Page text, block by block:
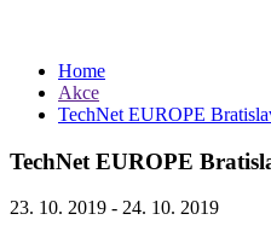
Home
Akce
TechNet EUROPE
TechNet EUROPE
23. 10. 2019 - 24. 10. 2019